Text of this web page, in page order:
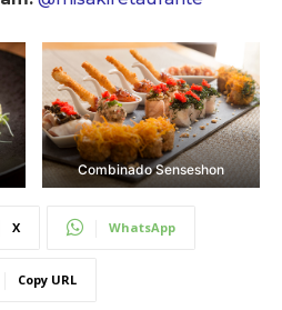
Combinado Senseshon
X WhatsApp
Copy URL